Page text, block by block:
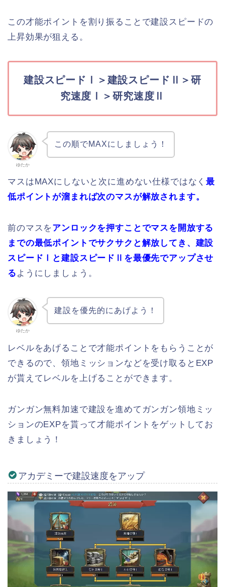
この才能ポイントを割り振ることで建設スピードの
上昇効果が狙える。
建設スピードⅠ＞建設スピードⅡ＞研
究速度Ⅰ＞研究速度Ⅱ
ゆたか
この順でMAXにしましょう！
マスはMAXにしないと次に進めない仕様ではなく最
低ポイントが溜まれば次のマスが解放されます。
前のマスをアンロックを押すことでマスを開放する
までの最低ポイントでサクサクと解放してき、建設
スピードⅠと建設スピードⅡを最優先でアップさせ
る ようにしましょう。
ゆたか
建設を優先的にあげよう！
レベルをあげることで才能ポイントをもらうことが
できるので、領地ミッションなどを受け取るとEXP
が貰えてレベルを上げることができます。
ガンガン無料加速で建設を進めてガンガン領地ミッ
ションのEXPを貰って才能ポイントをゲットしてお
きましょう！
アカデミーで建設速度をアップ